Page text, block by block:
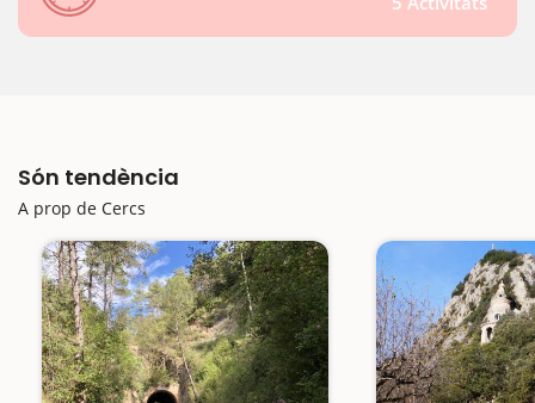
Són tendència
A prop de Cercs